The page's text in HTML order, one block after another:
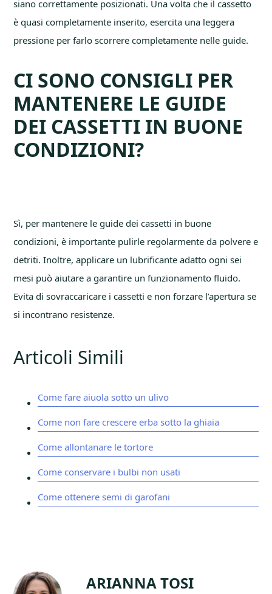
siano correttamente posizionati. Una volta che il cassetto
è quasi completamente inserito, esercita una leggera
pressione per farlo scorrere completamente nelle guide.
CI SONO CONSIGLI PER
MANTENERE LE GUIDE
DEI CASSETTI IN BUONE
CONDIZIONI?
Sì, per mantenere le guide dei cassetti in buone
condizioni, è importante pulirle regolarmente da polvere e
detriti. Inoltre, applicare un lubrificante adatto ogni sei
mesi può aiutare a garantire un funzionamento fluido.
Evita di sovraccaricare i cassetti e non forzare l’apertura se
si incontrano resistenze.
Articoli Simili
Come fare aiuola sotto un ulivo
Come non fare crescere erba sotto la ghiaia
Come allontanare le tortore
Come conservare i bulbi non usati
Come ottenere semi di garofani
ARIANNA TOSI